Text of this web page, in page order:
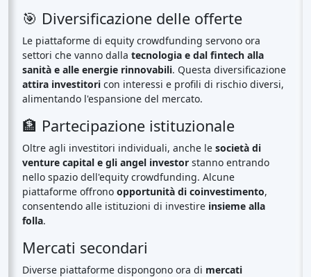
🎯 Diversificazione delle offerte
Le piattaforme di equity crowdfunding servono ora
settori che vanno dalla tecnologia e dal fintech alla
sanità e alle energie rinnovabili. Questa diversificazione
attira investitori con interessi e profili di rischio diversi,
alimentando l'espansione del mercato.
🏦 Partecipazione istituzionale
Oltre agli investitori individuali, anche le società di
venture capital e gli angel investor stanno entrando
nello spazio dell'equity crowdfunding. Alcune
piattaforme offrono opportunità di coinvestimento,
consentendo alle istituzioni di investire insieme alla
folla.
Mercati secondari
Diverse piattaforme dispongono ora di mercati